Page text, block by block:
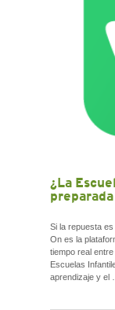
¿La
Si la repuesta
On es la
tiempo real
Escuelas
aprendizaje y el